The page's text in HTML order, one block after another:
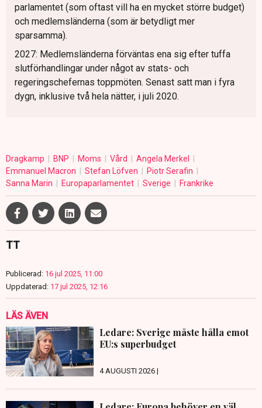
parlamentet (som oftast vill ha en mycket större budget)
och medlemsländerna (som är betydligt mer
sparsamma).
2027: Medlemsländerna förväntas ena sig efter tuffa
slutförhandlingar under något av stats- och
regeringschefernas toppmöten. Senast satt man i fyra
dygn, inklusive två hela nätter, i juli 2020.
Dragkamp BNP Moms Vård
Angela Merkel
Emmanuel Macron
Stefan Löfven
Piotr Serafin
Sanna Marin
Europaparlamentet Sverige Frankrike
TT
Publicerad: 16 jul 2025, 11:00
Uppdaterad: 17 jul 2025, 12:16
LÄS ÄVEN
Ledare: Sverige måste hålla emot
EU:s superbudget
4 AUGUSTI 2026 |